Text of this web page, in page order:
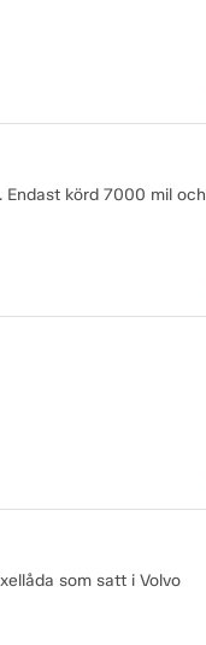
Endast körd 7000 mil och
som satt i Volvo